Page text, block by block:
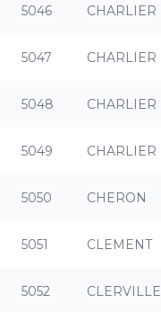
5046 CHARLIER
5047 CHARLIER
5048 CHARLIER
5049 CHARLIER
5050 CHERON
5051 CLEMENT
5052 CLERVILLE